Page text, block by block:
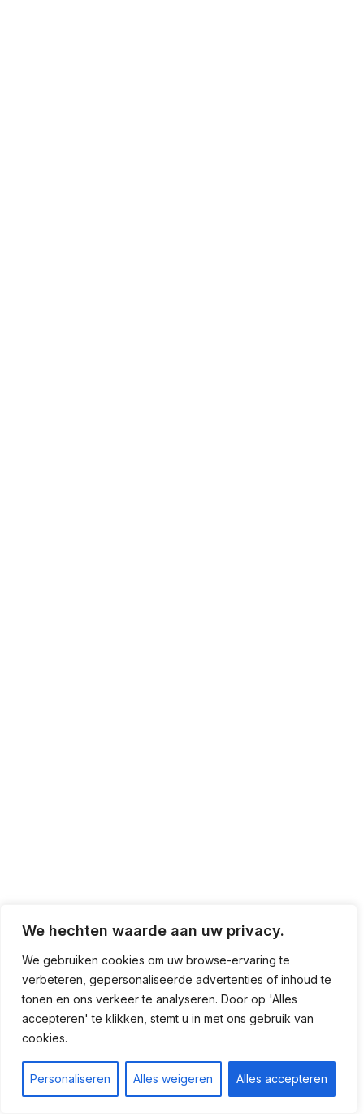
We hechten waarde aan uw privacy.
We gebruiken cookies om uw browse-ervaring te
verbeteren, gepersonaliseerde advertenties of inhoud te
tonen en ons verkeer te analyseren. Door op 'Alles
accepteren' te klikken, stemt u in met ons gebruik van
cookies.
Personaliseren Alles weigeren Alles accepteren